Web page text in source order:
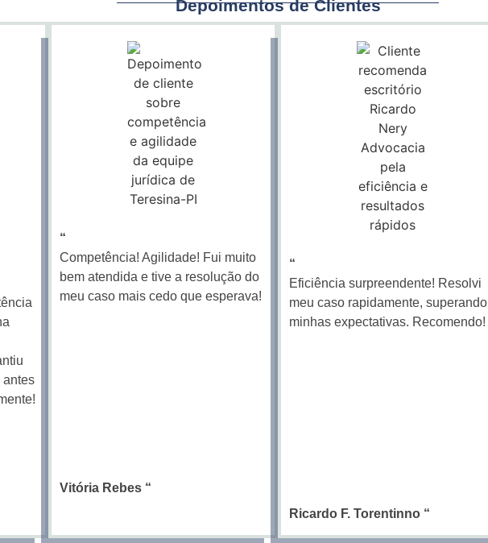
Depoimentos de Clientes
antes
“
Competência! Agilidade! Fui muito
bem atendida e tive a resolução do
meu caso mais cedo que esperava!
Vitória Rebes “
“
Eficiência surpreendente! Resolvi
meu caso rapidamente, superando
minhas expectativas. Recomendo!
Ricardo F. Torentinno “